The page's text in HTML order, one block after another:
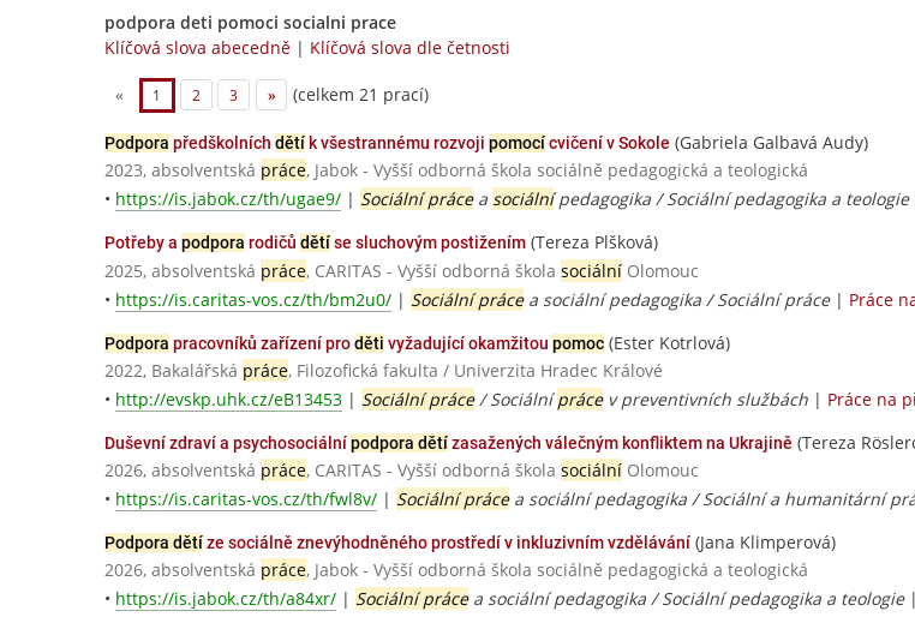
podpora deti pomoci socialni prace
Klíčová slova abecedně | Klíčová slova dle četnosti
« 1 2 3 » (celkem 21 prací)
Podpora předškolních dětí k všestrannému rozvoji pomocícvičení v Sokole (Gabriela Galbavá Audy)
2023, absolventská práce, Jabok - Vyšší odborná škola sociálně pedagogická a teologická
• https://is.jabok.cz/th/ugae9/ | Sociální prácea sociálnípedagogika / Sociální pedagogika a teologie
Potřeby a podpora rodičů dětíse sluchovým postižením (Tereza Plšková)
2025, absolventská práce, CARITAS - Vyšší odborná škola sociální Olomouc
• https://is.caritas-vos.cz/th/bm2u0/ | Sociální prácea sociální pedagogika / Sociální práce| Práce
Podpora pracovníků zařízení proděti vyžadující okamžitou pomoc (Ester Kotrlová)
2022, Bakalářská práce, Filozofická fakulta / Univerzita Hradec Králové
• http://evskp.uhk.cz/eB13453 | Sociální práce/ Sociálníprácev preventivních službách | Práce na
Duševní zdraví a psychosociálnípodpora dětízasažených válečným konfliktem na Ukrajině (Tereza
2026, absolventská práce, CARITAS - Vyšší odborná škola sociální Olomouc
• https://is.caritas-vos.cz/th/fwl8v/ | Sociální prácea sociální pedagogika / Sociální a humanitární
Podpora dětíze sociálně znevýhodněného prostředí v inkluzivním vzdělávání (Jana Klimperová)
2026, absolventská práce, Jabok - Vyšší odborná škola sociálně pedagogická a teologická
• https://is.jabok.cz/th/a84xr/ | Sociální prácea sociální pedagogika / Sociální pedagogika a teologie|